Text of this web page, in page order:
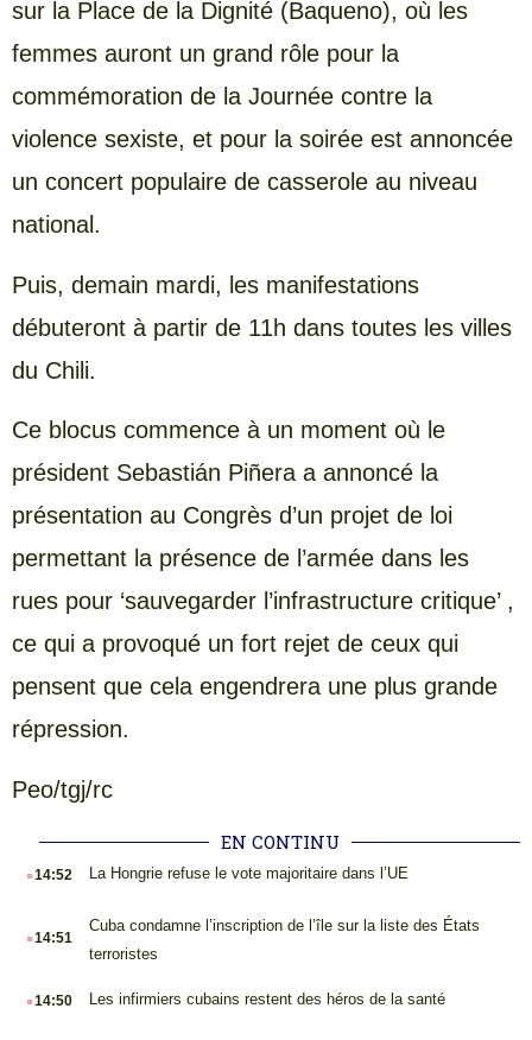
sur la Place de la Dignité (Baqueno), où les
femmes auront un grand rôle pour la
commémoration de la Journée contre la
violence sexiste, et pour la soirée est annoncée
un concert populaire de casserole au niveau
national.
Puis, demain mardi, les manifestations
débuteront à partir de 11h dans toutes les villes
du Chili.
Ce blocus commence à un moment où le
président Sebastián Piñera a annoncé la
présentation au Congrès d’un projet de loi
permettant la présence de l’armée dans les
rues pour ‘sauvegarder l’infrastructure critique’ ,
ce qui a provoqué un fort rejet de ceux qui
pensent que cela engendrera une plus grande
répression.
Peo/tgj/rc
EN CONTINU
.14:52 La Hongrie refuse le vote majoritaire dans l’UE
.14:51
Cuba condamne l’inscription de l’île sur la liste des États
terroristes
.14:50 Les infirmiers cubains restent des héros de la santé